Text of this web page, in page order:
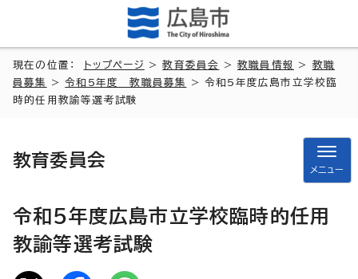
現在の位置： トップページ >教育委員会 >教職員情報 > 教職
員募集
>令和5年度 教職員募集
> 令和5年度広島市立学校臨
時的任用教諭等選考試験
教育委員会
メニュー
令和5年度広島市立学校臨時的任用
教諭等選考試験